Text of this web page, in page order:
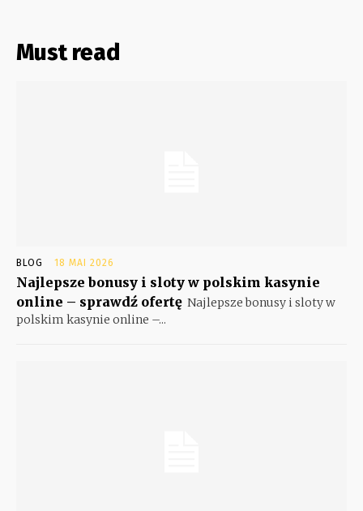
Must read
BLOG 18 MAI 2026
Najlepsze bonusy i sloty w polskim kasynie
online – sprawdź ofertę Najlepsze bonusy i sloty w
polskim kasynie online –...